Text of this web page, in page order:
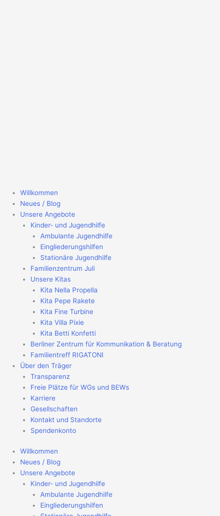
Willkommen
Neues / Blog
Unsere Angebote
Kinder- und Jugendhilfe
Ambulante Jugendhilfe
Eingliederungshilfen
Stationäre Jugendhilfe
Familienzentrum Juli
Unsere Kitas
Kita Nella Propella
Kita Pepe Rakete
Kita Fine Turbine
Kita Villa Pixie
Kita Betti Konfetti
Berliner Zentrum für Kommunikation & Beratung
Familientreff RIGATONI
Über den Träger
Transparenz
Freie Plätze für WGs und BEWs
Karriere
Gesellschaften
Kontakt und Standorte
Spendenkonto
Willkommen
Neues / Blog
Unsere Angebote
Kinder- und Jugendhilfe
Ambulante Jugendhilfe
Eingliederungshilfen